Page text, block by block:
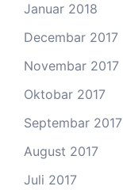
Januar 2018
Decembar 2017
Novembar 2017
Oktobar 2017
Septembar 2017
August 2017
Juli 2017